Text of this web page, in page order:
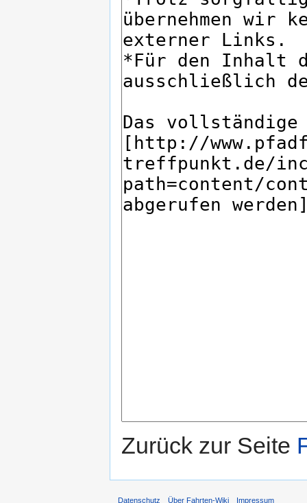
Zurück zur Seite
Datenschutz Über Fahrten-Wiki Impressum